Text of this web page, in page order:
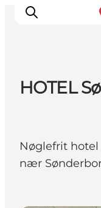
Det sker
Overnatning
Planlæg din
HOTEL
Nøglefrit
nær